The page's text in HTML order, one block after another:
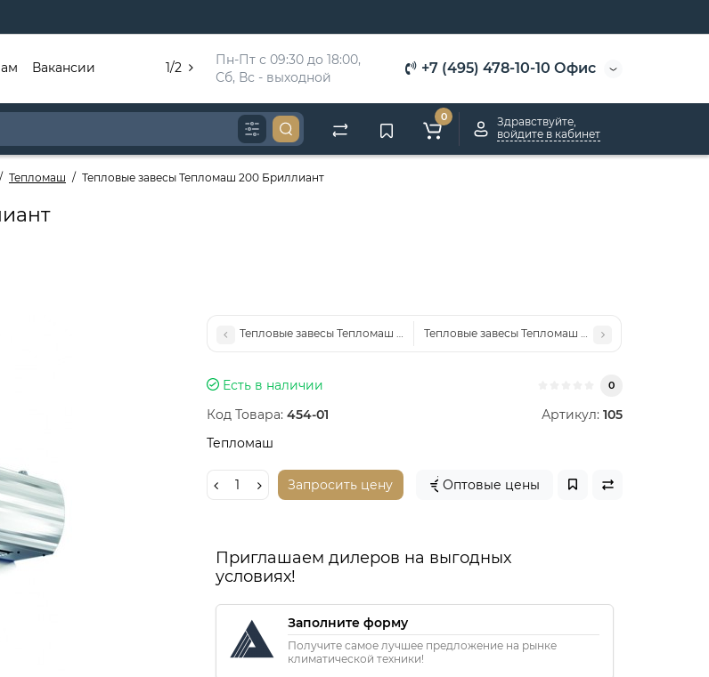
Пн-Пт с 09:30 до 18:00,
Сб, Вс - выходной
+7 (495) 478-10-10 Офис
1/2
Вакансии
0
Здравствуйте,
войдите в кабинет
Тепломаш Тепловые завесы Тепломаш 200 Бриллиант
Тепловые завесы Тепломаш 200 КомфортТепловые завесы Тепломаш 200 Оптима
Есть в наличии 0
Код Товара: 454-01 Артикул: 105
Тепломаш
Запросить цену Оптовые цены
Приглашаем дилеров на выгодных
условиях!
Заполните форму
Получите самое лучшее предложение на рынке
климатической техники!